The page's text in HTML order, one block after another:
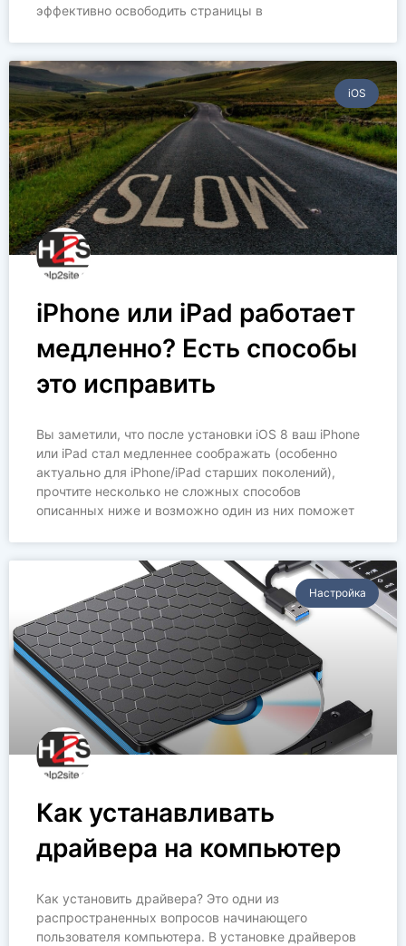
эффективно освободить страницы в
iOS
iPhone или iPad работает
медленно? Есть способы
это исправить
Вы заметили, что после установки iOS 8 ваш iPhone
или iPad стал медленнее соображать (особенно
актуально для iPhone/iPad старших поколений),
прочтите несколько не сложных способов
описанных ниже и возможно один из них поможет
Настройка
Как устанавливать
драйвера на компьютер
Как установить драйвера? Это одни из
распространенных вопросов начинающего
пользователя компьютера. В установке драйверов